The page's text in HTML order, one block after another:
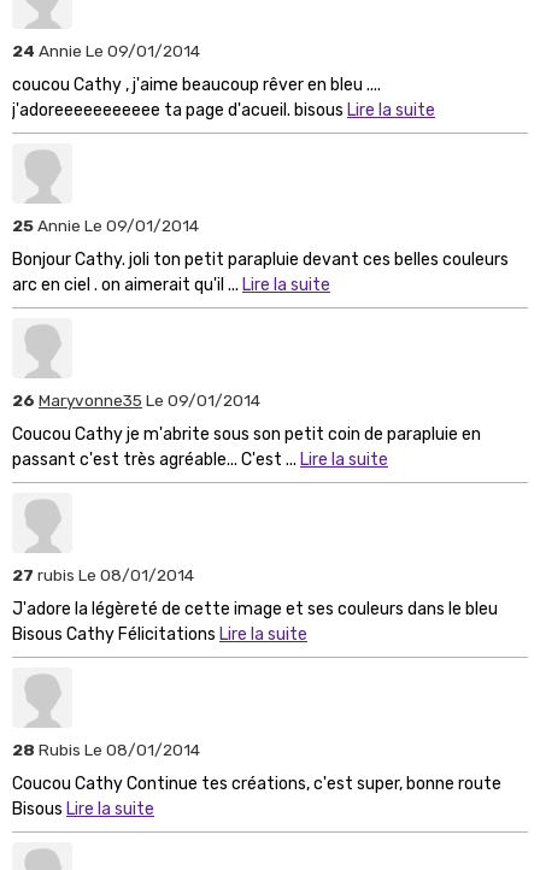
24 Annie Le 09/01/2014
coucou Cathy , j'aime beaucoup rêver en bleu ....
j'adoreeeeeeeeeee ta page d'acueil. bisous Lire la suite
25Annie Le 09/01/2014
Bonjour Cathy. joli ton petit parapluie devant ces belles couleurs
arc en ciel . on aimerait qu'il ... Lire la suite
26 Maryvonne35 Le 09/01/2014
Coucou Cathy je m'abrite sous son petit coin de parapluie en
passant c'est très agréable... C'est ... Lire la suite
27 rubis Le 08/01/2014
J'adore la légèreté de cette image et ses couleurs dans le bleu
Bisous Cathy Félicitations Lire la suite
28 Rubis Le 08/01/2014
Coucou Cathy Continue tes créations, c'est super, bonne route
Bisous Lire la suite